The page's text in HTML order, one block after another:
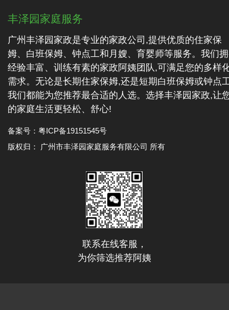
丰泽园家庭服务
广州丰泽园家政是专业的家政公司,提供优质的住家保
姆、白班保姆、钟点工和月嫂、育婴师等服务。我们
经验丰富、训练有素的家政阿姨团队,可满足您的多样
需求。无论是长期住家保姆,还是短期白班保姆或钟点
我们都能为您推荐最合适的人选。选择丰泽园家政,让
的家庭生活更轻松、舒心!
备案号： 粤ICP备19151545号
版权归： 广州市丰泽园家庭服务有限公司 所有
联系在线客服，
为你筛选推荐阿姨